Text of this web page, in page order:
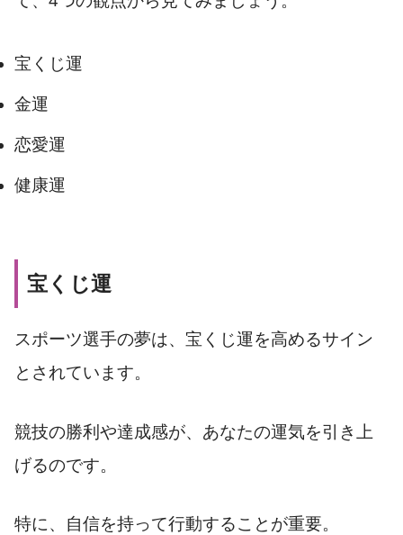
宝くじ運
金運
恋愛運
健康運
宝くじ運
スポーツ選手の夢は、宝くじ運を高めるサイン
とされています。
競技の勝利や達成感が、あなたの運気を引き上
げるのです。
特に、自信を持って行動することが重要。